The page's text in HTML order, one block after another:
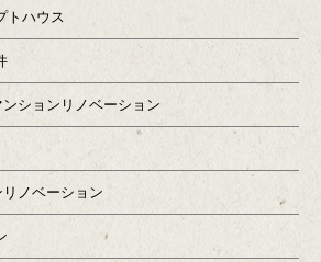
トハウス
ションリノベーション
ノベーション